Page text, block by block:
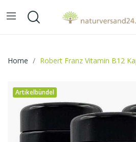
Home Robert Franz Vitamin B12
Artikelbündel